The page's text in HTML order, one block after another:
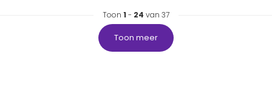
Toon 1 - 24 van 37
Toon meer